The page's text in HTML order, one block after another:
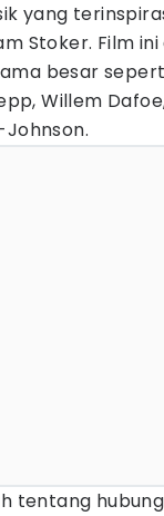
yang
Stoker. Film
besar
Willem
tentang